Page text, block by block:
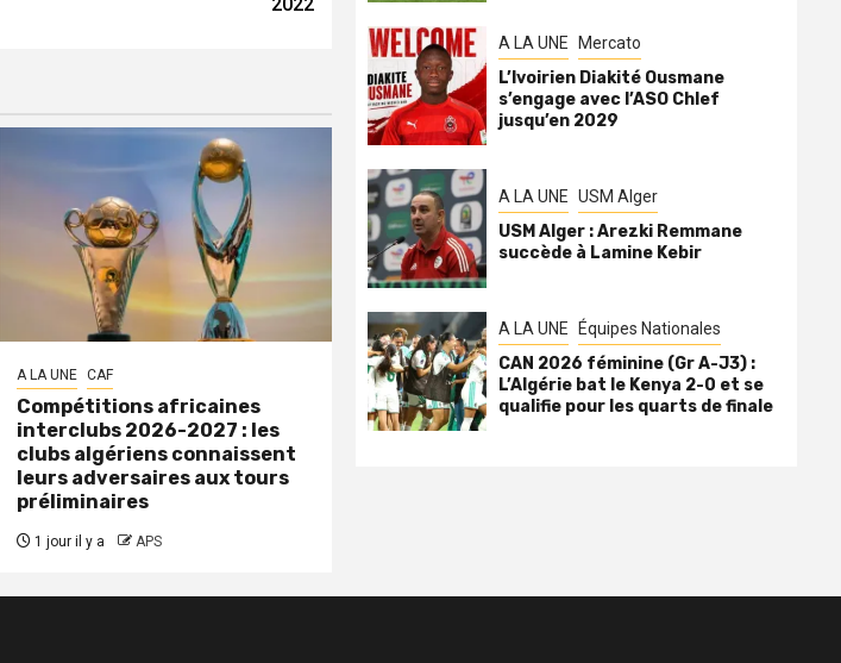
A LA UNE CAF
Compétitions africaines
interclubs 2026-2027 : les
clubs algériens connaissent
leurs adversaires aux tours
préliminaires
1 jour il y a APS
A LA UNE Mercato
L’Ivoirien Diakité Ousmane
s’engage avec l’ASO Chlef
jusqu’en 2029
A LA UNE USM Alger
USM Alger : Arezki Remmane
succède à Lamine Kebir
A LA UNE Équipes Nationales
CAN 2026 féminine (Gr A-J3) :
L’Algérie bat le Kenya 2-0 et se
qualifie pour les quarts de finale